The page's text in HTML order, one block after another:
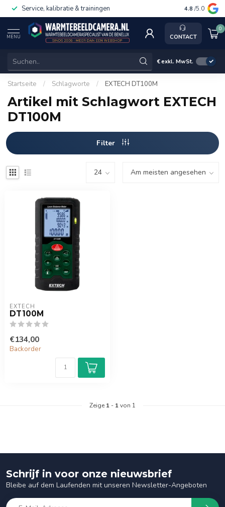
Service, kalibratie & trainingen 4.8 /5.0
MENU CONTACT
0
€exkl. MwSt.
Startseite / Schlagworte / EXTECH DT100M
Artikel mit Schlagwort EXTECH
DT100M
Filter
EXTECH
DT100M
€134,00
Backorder
Zeige 1 - 1von 1
Schrijf in voor onze nieuwsbrief
Bleibe auf dem Laufenden mit unseren Newsletter-Angeboten